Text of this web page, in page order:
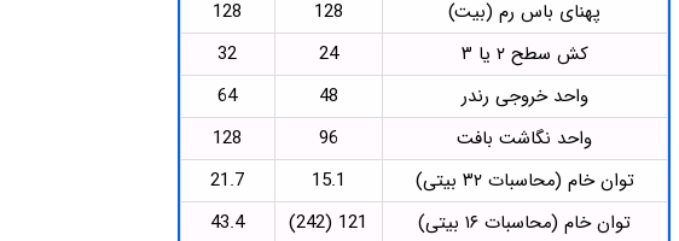
پهنای باس رم (بیت)
128
128
کش سطح ۲ یا ۳
24
32
واحد خروجی رندر
48
64
واحد نگاشت بافت
96
128
توان خام (محاسبات ۳۲ بیتی)
15.1
21.7
توان خام (محاسبات ۱۶ بیتی)
121 (242)
43.4